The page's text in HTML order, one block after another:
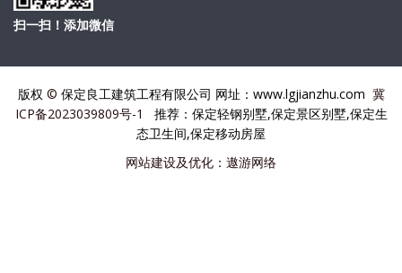
扫一扫！添加微信
版权 © 保定良工建筑工程有限公司 网址：www.lgjianzhu.com 冀
ICP备2023039809号-1
推荐：保定轻钢别墅,保定景区别墅,保定生
态卫生间,保定移动房屋
网站建设及优化 ： 遨游网络